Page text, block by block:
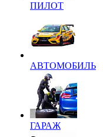
ПИЛОТ
АВТОМОБИЛЬ
ГАРАЖ